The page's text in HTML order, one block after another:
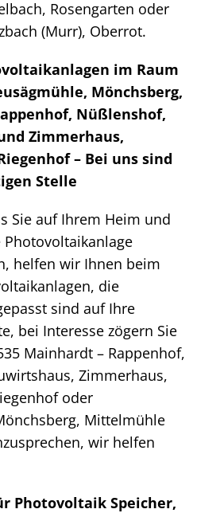
Rosengarten oder
(Murr), Oberrot.
im Raum
Mönchsberg,
Nüßlenshof,
Zimmerhaus,
– Bei uns sind
Stelle
Sie auf Ihrem Heim und
helfen wir Ihnen beim
die
sind auf Ihre
bei Interesse zögern Sie
Mainhardt – Rappenhof,
Zimmerhaus,
oder
Mittelmühle
wir helfen
Photovoltaik Speicher,